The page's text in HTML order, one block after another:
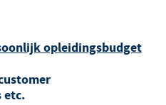
opleidingsbudget
etc.